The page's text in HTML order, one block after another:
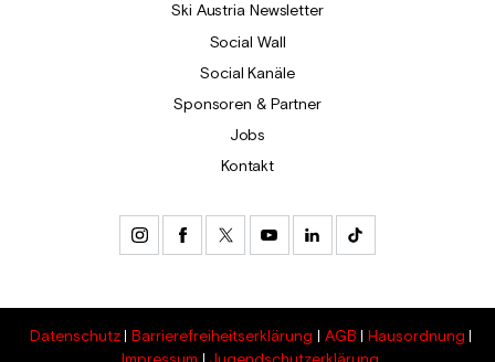
Ski Austria Newsletter
Social Wall
Social Kanäle
Sponsoren & Partner
Jobs
Kontakt
Datenschutz Barrierefreiheitserklärung AGB
Hausordnung